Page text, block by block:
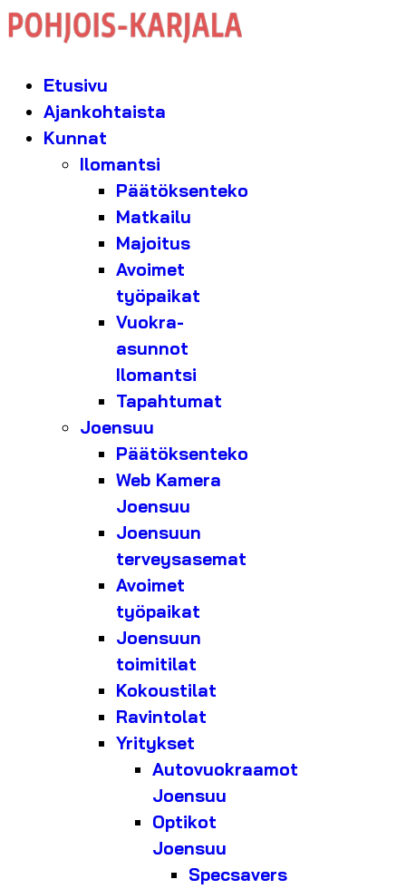
Etusivu
Ajankohtaista
Kunnat
Ilomantsi
Päätöksenteko
Matkailu
Majoitus
Avoimet
työpaikat
Vuokra-
asunnot
Ilomantsi
Tapahtumat
Joensuu
Päätöksenteko
Web Kamera
Joensuu
Joensuun
terveysasemat
Avoimet
työpaikat
Joensuun
toimitilat
Kokoustilat
Ravintolat
Yritykset
Autovuokraamot
Joensuu
Optikot
Joensuu
Specsavers